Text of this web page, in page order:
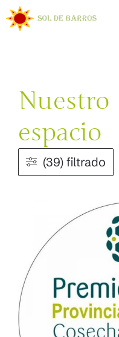
Nuestro
espacio
(39) filtrado